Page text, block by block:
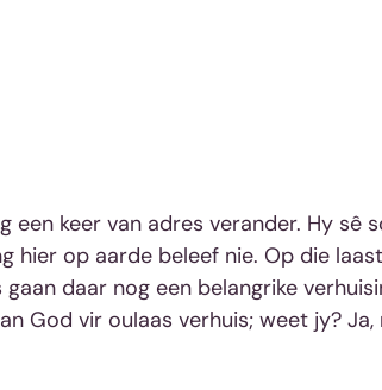
een keer van adres verander. Hy sê
hier op aarde beleef nie. Op die
daar nog een belangrike
God vir oulaas verhuis; weet jy?